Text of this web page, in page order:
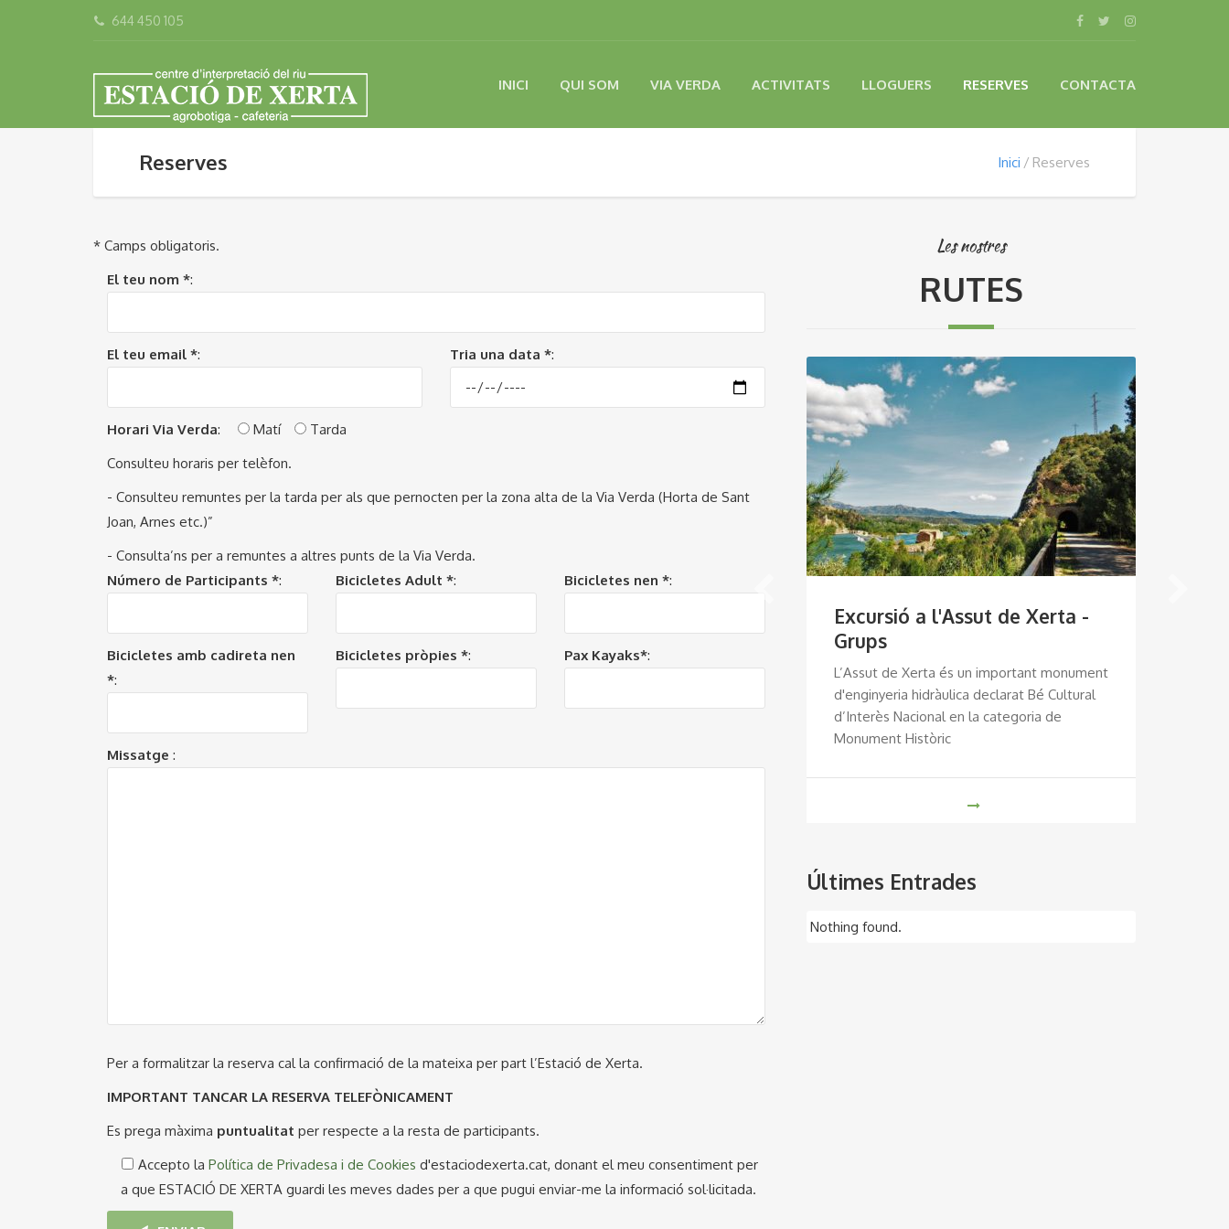
644 450 105
INICI QUI SOM VIA VERDA ACTIVITATS LLOGUERS RESERVES CONTACTA
Reserves Inici Reserves
* Camps obligatoris.
El teu nom *:
El teu email *: Tria una data *:
Horari Via Verda: Matí
Tarda
Consulteu horaris per telèfon.
- Consulteu remuntes per la tarda per als que pernocten per la zona alta de la Via Verda (Horta de Sant
Joan, Arnes etc.)”
- Consulta’ns per a remuntes a altres punts de la Via Verda.
Número de Participants *: Bicicletes Adult *: Bicicletes nen *:
Bicicletes amb cadireta nen
*:
Bicicletes pròpies *: Pax Kayaks*:
Missatge :
Per a formalitzar la reserva cal la confirmació de la mateixa per part l’Estació de Xerta.
IMPORTANT TANCAR LA RESERVA TELEFÒNICAMENT
Es prega màxima puntualitat per respecte a la resta de participants.
Accepto la Política de Privadesa i de Cookies d'estaciodexerta.cat, donant el meu consentiment per
a que ESTACIÓ DE XERTA guardi les meves dades per a que pugui enviar-me la informació sol·licitada.
Les nostres
RUTES
L’Assut de Xerta és un important monument
Excursió a l'Assut de Xerta -
Grups
L’Assut de Xerta és un important monument
d'enginyeria hidràulica declarat Bé Cultural
d’Interès Nacional en la categoria de
Monument Històric
Últimes Entrades
Nothing found.